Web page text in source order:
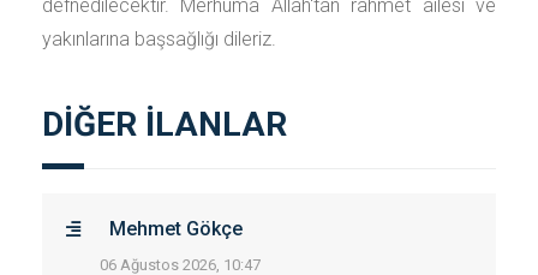
defnedilecektir. Merhuma Allah'tan rahmet ailesi ve
yakınlarına başsağlığı dileriz.
DİĞER İLANLAR
Mehmet Gökçe
06 Ağustos 2026, 10:47